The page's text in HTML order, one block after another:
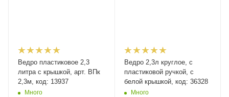
Ведро пластиковое 2,3
литра с крышкой, арт. ВПк
2,3м, код: 13937
Много
Ведро 2,3л круглое, с
пластиковой ручкой, с
белой крышкой, код: 36328
Много